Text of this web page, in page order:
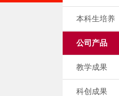
本科生培养
公司产品
教学成果
科创成果